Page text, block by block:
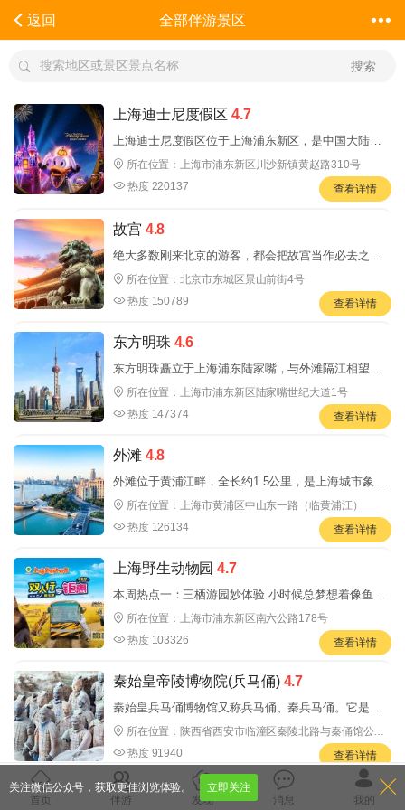
返回 全部伴游景区
搜索
上海迪士尼度假区4.7
上海迪士尼度假区位于上海浦东新区，是中国大陆第
一个迪士尼度假区，你可以在此亲历许多迪士尼乐园
的经
所在位置：上海市浦东新区川沙新镇黄赵路310号
热度 220137
查看详情
故宫 4.8
绝大多数刚来北京的游客，都会把故宫当作必去之
处。故宫又称紫禁城，是明、清两代的皇宫，也是古
老中国的标
所在位置：北京市东城区景山前街4号
热度 150789
查看详情
东方明珠 4.6
东方明珠矗立于上海浦东陆家嘴，与外滩隔江相望，
是上海的标志性建筑。乘坐全透明观光电梯登上351米
高的
所在位置：上海市浦东新区陆家嘴世纪大道1号
热度 147374
查看详情
外滩 4.8
外滩位于黄浦江畔，全长约1.5公里，是上海城市象征
意义的景点，风格迥异的万国建筑群和浦江夜景是它
的精
所在位置：上海市黄浦区中山东一路（临黄浦江）
热度 126134
查看详情
上海野生动物园4.7
本周热点一：三栖游园妙体验 小时候总梦想着像鱼儿
一样在大海里遨游，像猎豹一样在草原上奔跑，像鸟
儿一
所在位置：上海市浦东新区南六公路178号
热度 103326
查看详情
秦始皇帝陵博物院(兵马俑) 4.7
秦始皇兵马俑博物馆又称兵马俑、秦兵马俑。它是秦
始皇陵的陪葬坑，与秦始皇帝陵一同组成了：秦始皇
帝陵博物
所在位置：陕西省西安市临潼区秦陵北路与秦俑馆公路
交叉口
热度 91940 查看详情
成都大熊猫繁育研究基地 4.6
首页 伴游 发现 消息 我的
关注微信公众号，获取更佳浏览体验。 立即关注